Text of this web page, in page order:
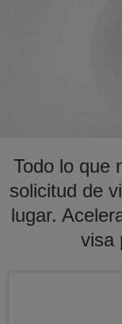
Todo lo que
solicitud de
lugar.
visa